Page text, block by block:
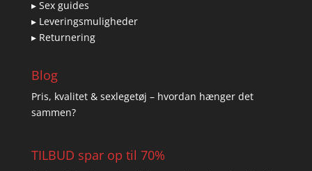
▸ Sex guides
▸ Leveringsmuligheder
▸ Returnering
Blog
Pris, kvalitet & sexlegetøj – hvordan hænger det
sammen?
TILBUD spar op til 70%